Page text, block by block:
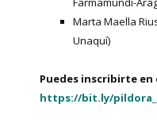
Marta Maella
Unaquí)
Puedes inscribirte
https://bit.ly/